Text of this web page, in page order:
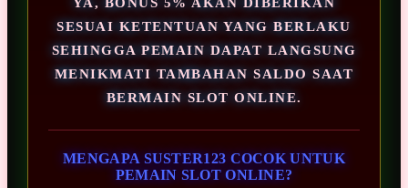
SESUAI KETENTUAN YANG BERLAKU
SEHINGGA PEMAIN DAPAT LANGSUNG
MENIKMATI TAMBAHAN SALDO SAAT
BERMAIN SLOT ONLINE.
MENGAPA SUSTER123 COCOK UNTUK
PEMAIN SLOT ONLINE?